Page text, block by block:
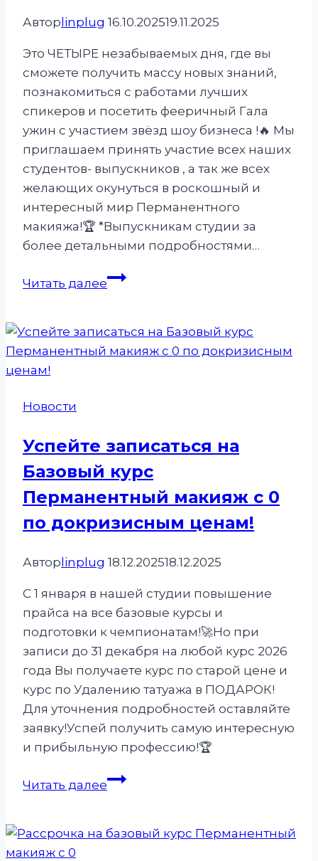
Автор linplug 16.10.202519.11.2025
Это ЧЕТЫРЕ незабываемых дня, где вы
сможете получить массу новых знаний,
познакомиться с работами лучших
спикеров и посетить фееричный Гала
ужин с участием звёзд шоу бизнеса !🔥 Мы
приглашаем принять участие всех наших
студентов- выпускников , а так же всех
желающих окунуться в роскошный и
интересный мир Перманентного
макияжа!🏆 *Выпускникам студии за
более детальными подробностями…
Читать далееС
ноября
в
событие
Новости
Успейте записаться на
Базовый курс
Перманентный макияж с 0
по докризисным ценам!
Автор linplug 18.12.202518.12.2025
С 1 января в нашей студии повышение
прайса на все базовые курсы и
подготовки к чемпионатам!🚀Но при
записи до 31 декабря на любой курс 2026
года Вы получаете курс по старой цене и
курс по Удалению татуажа в ПОДАРОК!
Для уточнения подробностей оставляйте
заявку!Успей получить самую интересную
и прибыльную профессию!🏆
Читать далееУспейте
Базовый